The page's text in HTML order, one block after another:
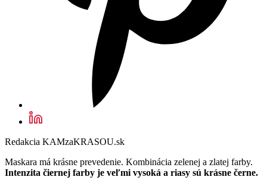
Redakcia KAMzaKRASOU.sk
Maskara má krásne prevedenie. Kombinácia zelenej a zlatej farby.
Intenzita čiernej farby je veľmi vysoká a riasy sú krásne černe.